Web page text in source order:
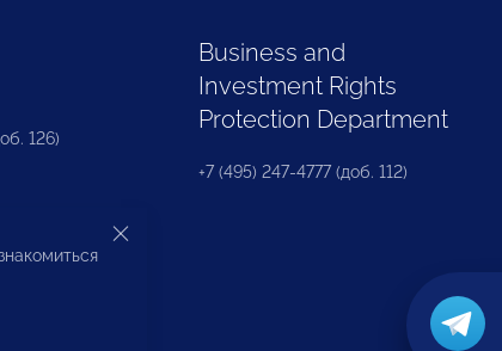
126)
Business and
Investment Rights
Protection Department
+7 (495) 247-4777 (доб. 112)